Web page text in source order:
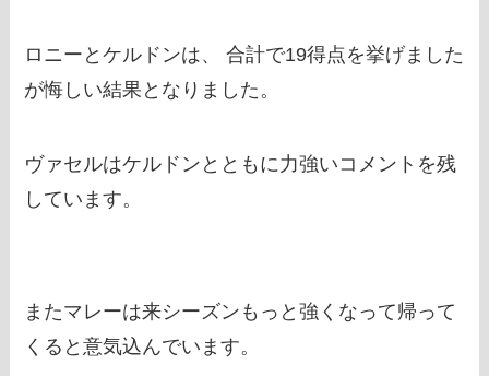
ロニーとケルドンは、 合計で19得点を挙げました
が悔しい結果となりました。
ヴァセルはケルドンとともに力強いコメントを残
しています。
またマレーは来シーズンもっと強くなって帰って
くると意気込んでいます。